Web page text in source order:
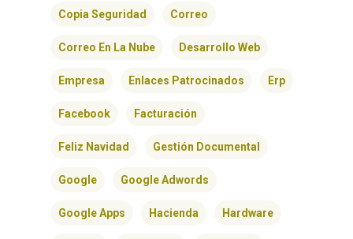
Copia Seguridad Correo
Correo En La Nube Desarrollo Web
Empresa Enlaces Patrocinados Erp
Facebook Facturación
Feliz Navidad Gestión Documental
Google Google Adwords
Google Apps Hacienda Hardware
CONTACTO